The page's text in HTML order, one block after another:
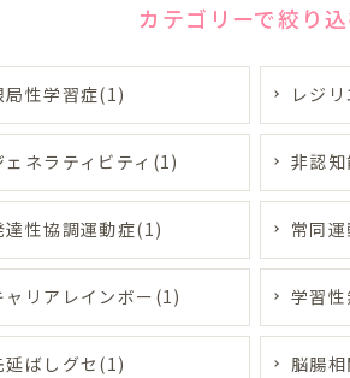
カテゴリーで絞り
局性学習症(1) レジ
ェネラティビティ(1) 非認
達性協調運動症(1) 常同
ャリアレインボー(1) 学習
延ばしグセ(1) 脳腸